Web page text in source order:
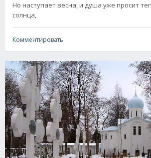
Но наступает весна, и душа уже просит
солнца,
Комментировать